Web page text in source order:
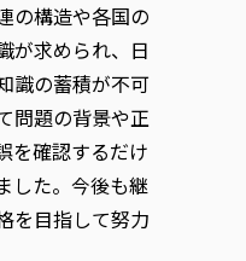
の構造や各国の
が求められ、日
識の蓄積が不可
問題の背景や正
を確認するだけ
した。今後も継
を目指して努力